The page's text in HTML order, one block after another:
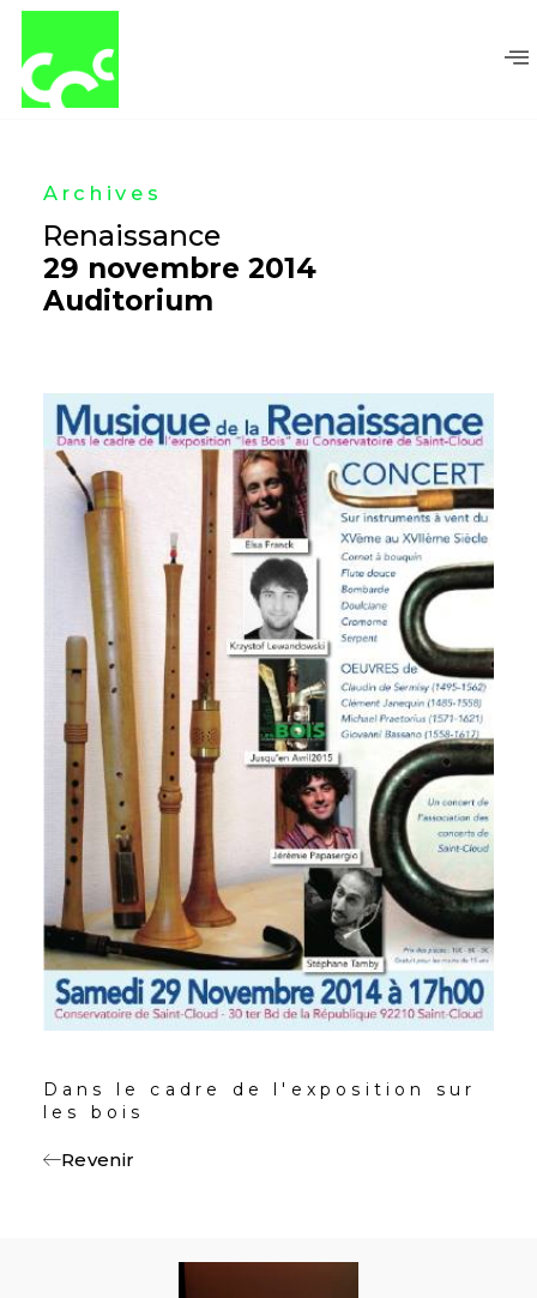
Archives
Renaissance
29 novembre 2014
Auditorium
Dans le cadre de l'exposition sur
les bois
Revenir